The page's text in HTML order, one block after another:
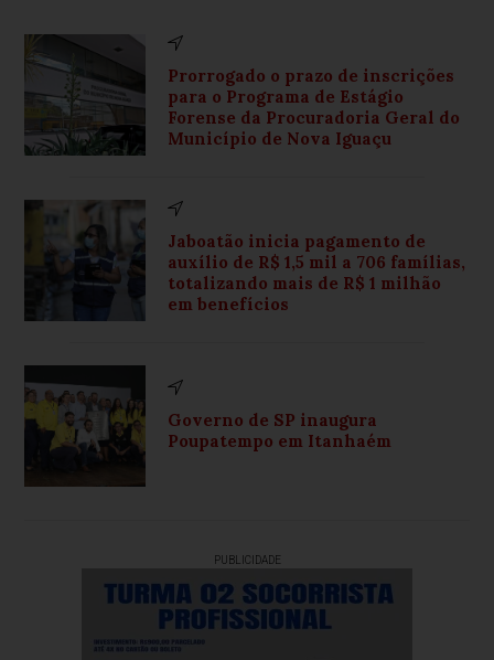
Prorrogado o prazo de inscrições
para o Programa de Estágio
Forense da Procuradoria Geral do
Município de Nova Iguaçu
Jaboatão inicia pagamento de
auxílio de R$ 1,5 mil a 706 famílias,
totalizando mais de R$ 1 milhão
em benefícios
Governo de SP inaugura
Poupatempo em Itanhaém
PUBLICIDADE